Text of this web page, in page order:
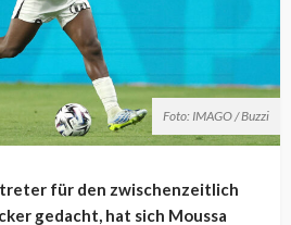
Foto: IMAGO / Buzzi
für den zwischenzeitlich
gedacht, hat sich Moussa